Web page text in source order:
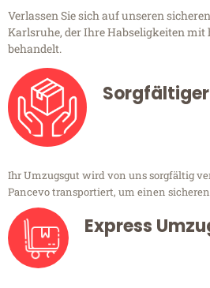
Verlassen Sie sich auf unseren
Karlsruhe, der Ihre Habseligkeiten mit
behandelt.
Ihr Umzugsgut wird von uns sorgfältig
Pancevo transportiert, um einen
Express